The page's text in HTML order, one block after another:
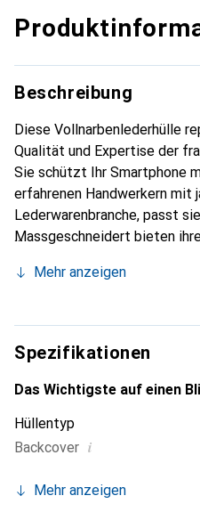
Beschreibung
Diese Vollnarbenlederhülle
Qualität und Expertise der
Sie schützt Ihr Smartphone
erfahrenen Handwerkern mit
Lederwarenbranche, passt
Massgeschneidert bieten
Accessoire für Ihr
eine zuverlässige Wahl für
Mehr anzeigen
Spezifikationen
Das Wichtigste auf einen
Hüllentyp
Backcover i
Mehr anzeigen